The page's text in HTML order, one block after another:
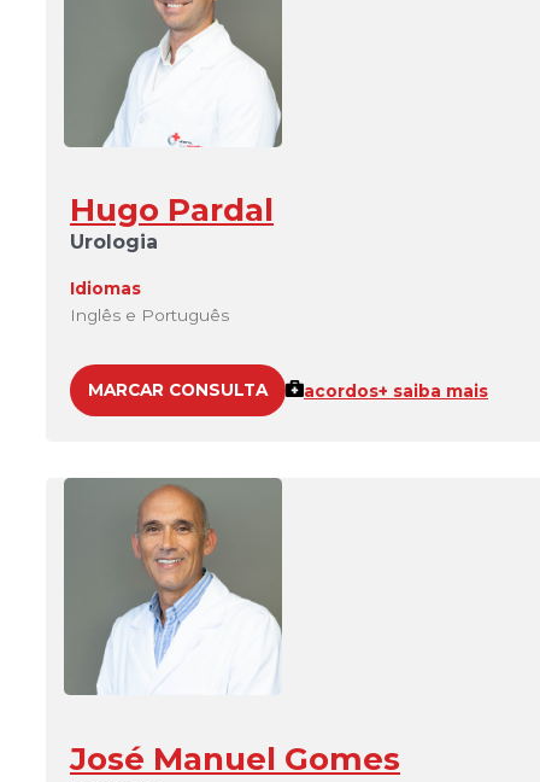
Hugo Pardal
Urologia
Idiomas
Inglês e Português
MARCAR CONSULTA acordos+ saiba mais
José Manuel Gomes